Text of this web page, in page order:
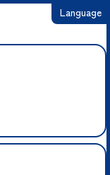
Language
한국어